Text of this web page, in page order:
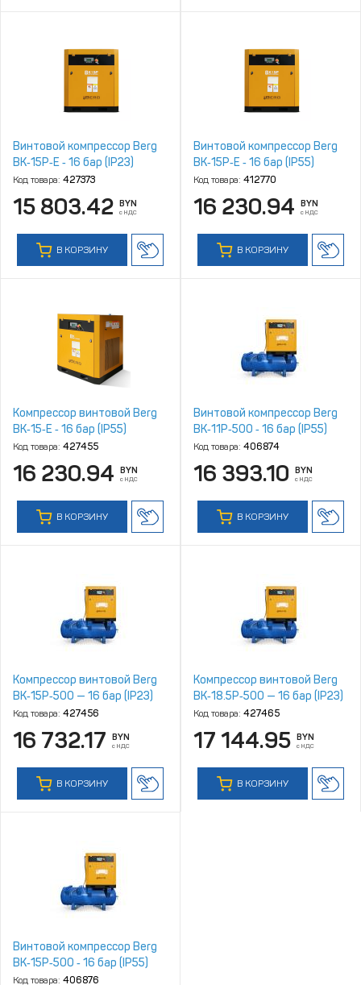
Винтовой компрессор Berg
ВК‑15Р‑E ‑ 16 бар (IP23)
Код товара: 427373
15 803.42 BYN
с НДС
В КОРЗИНУ
Винтовой компрессор Berg
ВК‑15Р‑Е ‑ 16 бар (IP55)
Код товара: 412770
16 230.94 BYN
с НДС
В КОРЗИНУ
Компрессор винтовой Berg
ВК‑15‑Е ‑ 16 бар (IP55)
Код товара: 427455
16 230.94 BYN
с НДС
В КОРЗИНУ
Винтовой компрессор Berg
ВК‑11Р‑500 ‑ 16 бар (IP55)
Код товара: 406874
16 393.10 BYN
с НДС
В КОРЗИНУ
Компрессор винтовой Berg
ВК‑15Р‑500 — 16 бар (IP23)
Код товара: 427456
16 732.17 BYN
с НДС
В КОРЗИНУ
Компрессор винтовой Berg
ВК‑18.5Р‑500 — 16 бар (IP23)
Код товара: 427465
17 144.95 BYN
с НДС
В КОРЗИНУ
Винтовой компрессор Berg
ВК‑15Р‑500 ‑ 16 бар (IP55)
Код товара: 406876